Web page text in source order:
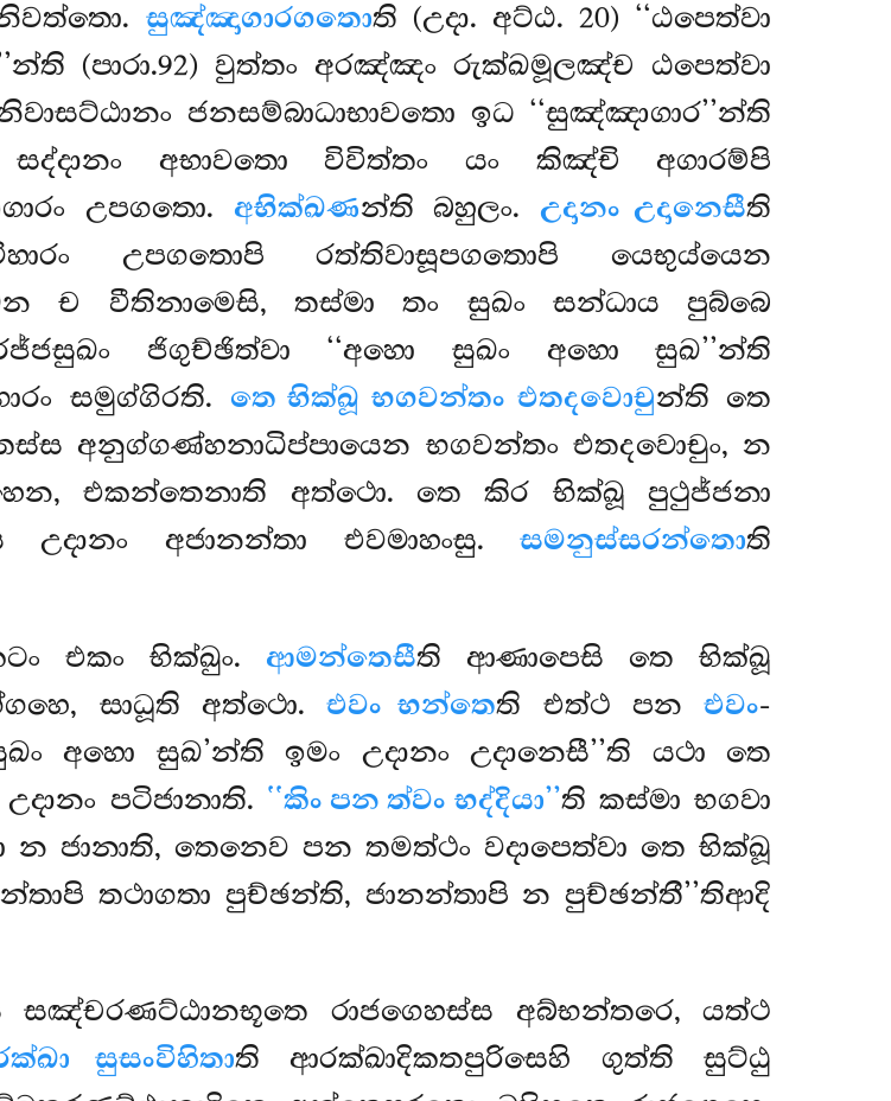
සුඤ්ඤාගාරගතොති (උදා. අට්ඨ. 20) ‘‘ඨපෙත්වා
(පාරා.92) වුත්තං අරඤ්ඤං රුක්ඛමූලඤ්ච ඨපෙත්වා
ජනසම්බාධාභාවතො ඉධ ‘‘සුඤ්ඤාගාර’’න්ති
අභාවතො විවිත්තං යං කිඤ්චි අගාරම්පි
උපගතො. අභික්ඛණන්ති බහුලං. උදානං උදානෙසීති
උපගතොපි රත්තිවාසූපගතොපි යෙභුය්යෙන
ච වීතිනාමෙසි, තස්මාතං සුඛං සන්ධාය පුබ්බෙ
ජිගුච්ඡිත්වා ‘‘අහො සුඛං අහො සුඛ’’න්ති
සමුග්ගිරති. තෙ භික්ඛූ භගවන්තං එතදවොචුන්ති තෙ
අනුග්ගණ්හනාධිප්පායෙන භගවන්තං එතදවොචුං, න
එකන්තෙනාති අත්ථො. තෙ කිර භික්ඛූ පුථුජ්ජනා
අජානන්තා එවමාහංසු.සමනුස්සරන්තොති
එකං භික්ඛුං. ආමන්තෙසීති ආණාපෙසි තෙ භික්ඛූ
සාධූති අත්ථො.එවං භන්තෙති එත්ථ පනඑවං-
අහො සුඛ’න්ති ඉමං උදානං උදානෙසී’’ති යථා තෙ
පටිජානාති. ‘‘කිං පන ත්වං භද්දියා’’ති කස්මා භගවා
ජානාති, තෙනෙව පන තමත්ථං වදාපෙත්වා තෙ භික්ඛූ
තථාගතා පුච්ඡන්ති, ජානන්තාපි න පුච්ඡන්තී’’තිආදි
සඤ්චරණට්ඨානභූතෙ රාජගෙහස්ස අබ්භන්තරෙ, යත්ථ
සුසංවිහිතාති ආරක්ඛාදිකතපුරිසෙහි ගුත්ති සුට්ඨු